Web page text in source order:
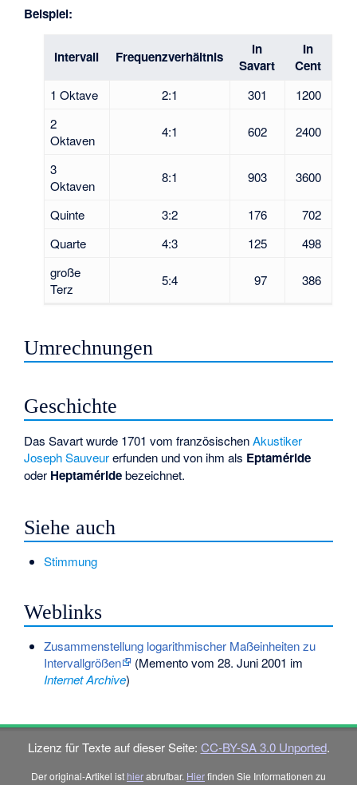
Beispiel:
Intervall Frequenzverhältnis
in
Savart
In
Cent
1 Oktave 2:1 301
1200
2
Oktaven
4:1 602 2400
3
Oktaven
8:1 903 3600
Quinte 3:2 176
702
Quarte
4:3 125
498
große
Terz
5:4 97 386
Umrechnungen
Geschichte
Das Savart wurde 1701 vom französischenAkustiker
Joseph Sauveurerfunden und von ihm als Eptaméride
oder Heptaméridebezeichnet.
Siehe auch
Stimmung
Weblinks
Zusammenstellung logarithmischer Maßeinheiten zu
Intervallgrößen
(Mementovom 28. Juni 2001 im
Internet Archive)
Lizenz für Texte auf dieser Seite: CC-BY-SA 3.0 Unported.
Der original-Artikel ist hierabrufbar. Hierfinden Sie Informationen zu